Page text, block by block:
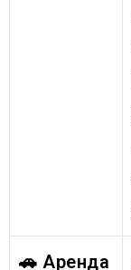
🚗 Аренда